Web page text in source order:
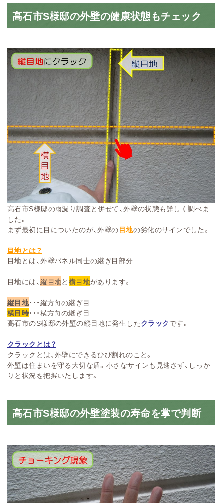
高石市S様邸の外壁の健康状態もチェック
高石市S様邸の雨漏り調査と併せて、外壁の状態も詳しく調べま
した。
まず最初に目についたのが、外壁の目地の劣化のサインでした。
目地とは？
目地とは、外壁パネル同士の継ぎ目部分
目地には、縦目地と 横目地があります。
縦目地・・・縦方向の継ぎ目
横目時・・・横方向の継ぎ目
高石市のS様邸の外壁の縦目地に発生したクラック です。
クラックとは？
クラックとは、外壁にできるひび割れのこと。
外壁は住まいを守る大切な盾。小さなサインも見逃さず、しっか
りと状況を把握いたします。
高石市S様邸の外壁塗装の寿命を掌で判断